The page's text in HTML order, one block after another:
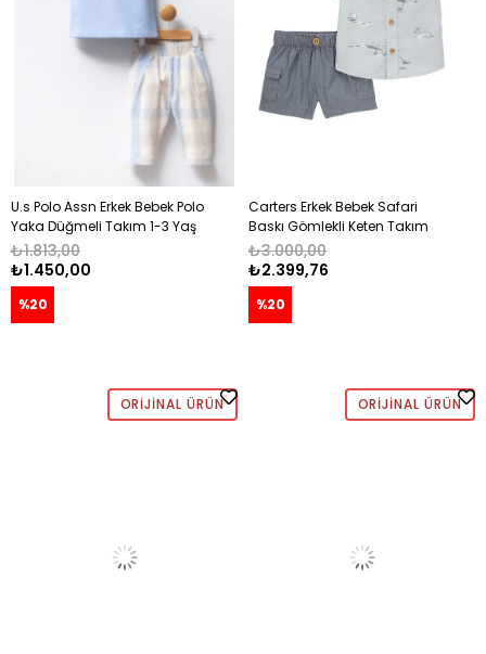
U.s Polo Assn Erkek Bebek Polo
Yaka Düğmeli Takım 1-3 Yaş
BEYAZ
₺1.450,00
₺1.813,00
%20
Carters Erkek Bebek Safari
Baskı Gömlekli Keten Takım
12-24 Ay FÜME
₺2.399,76
₺3.000,00
%20
ORIJINAL ÜRÜN ORIJINAL ÜRÜN